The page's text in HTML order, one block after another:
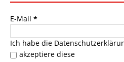
E-Mail *
Ich habe die
akzeptiere diese